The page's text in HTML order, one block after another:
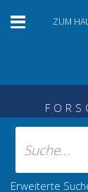
ZUM
Erweiterte